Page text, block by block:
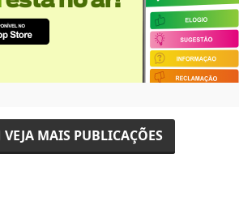
VEJA MAIS PUBLICAÇÕES